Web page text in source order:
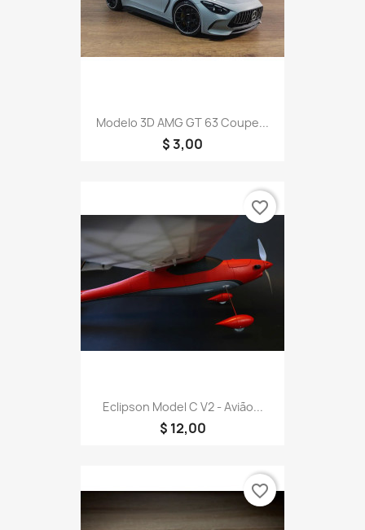
Modelo 3D AMG GT 63 Coupe...
$ 3,00
Eclipson Model C V2 - Avião...
$ 12,00
favorite_border
favorite_border